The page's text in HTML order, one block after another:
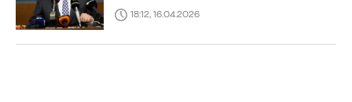
18:12, 16.04.2026